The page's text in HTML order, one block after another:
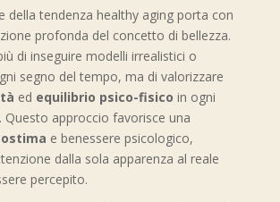
della tendenza healthy aging porta con
profonda del concetto di bellezza.
di inseguire modelli irrealistici o
segno del tempo, ma di valorizzare
ed equilibrio psico-fisico in ogni
Questo approccio favorisce una
e benessere psicologico,
dalla sola apparenza al reale
percepito.